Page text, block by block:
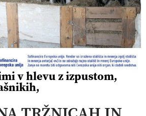
v hlevu z izpustom,